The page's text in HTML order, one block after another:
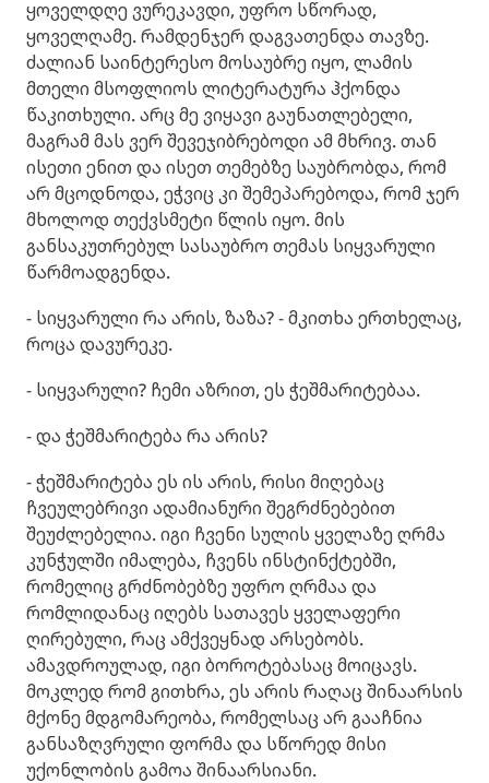
ყოველდღე ვურეკავდი, უფრო სწორად,
ყოველღამე. რამდენჯერ დაგვათენდა თავზე.
ძალიან საინტერესო მოსაუბრე იყო, ლამის
მთელი მსოფლიოს ლიტერატურა ჰქონდა
წაკითხული. არც მე ვიყავი გაუნათლებელი,
მაგრამ მას ვერ შევეჯიბრებოდი ამ მხრივ. თან
ისეთი ენით და ისეთ თემებზე საუბრობდა, რომ
არ მცოდნოდა, ეჭვიც კი შემეპარებოდა, რომ ჯერ
მხოლოდ თექვსმეტი წლის იყო. მის
განსაკუთრებულ სასაუბრო თემას სიყვარული
წარმოადგენდა.
- სიყვარული რა არის, ზაზა? - მკითხა ერთხელაც,
როცა დავურეკე.
- სიყვარული? ჩემი აზრით, ეს ჭეშმარიტებაა.
- და ჭეშმარიტება რა არის?
- ჭეშმარიტება ეს ის არის, რისი მიღებაც
ჩვეულებრივი ადამიანური შეგრძნებებით
შეუძლებელია. იგი ჩვენი სულის ყველაზე ღრმა
კუნჭულში იმალება, ჩვენს ინსტინქტებში,
რომელიც გრძნობებზე უფრო ღრმაა და
რომლიდანაც იღებს სათავეს ყველაფერი
ღირებული, რაც ამქვეყნად არსებობს.
ამავდროულად, იგი ბოროტებასაც მოიცავს.
მოკლედ რომ გითხრა, ეს არის რაღაც შინაარსის
მქონე მდგომარეობა, რომელსაც არ გააჩნია
განსაზღვრული ფორმა და სწორედ მისი
უქონლობის გამოა შინაარსიანი.